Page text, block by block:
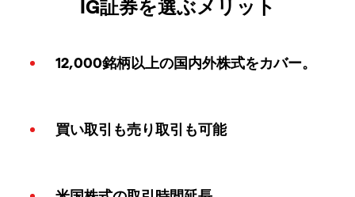
IG証券を選ぶメリット
12,000銘柄以上の国内外株式をカバー。
買い取引も売り取引も可能